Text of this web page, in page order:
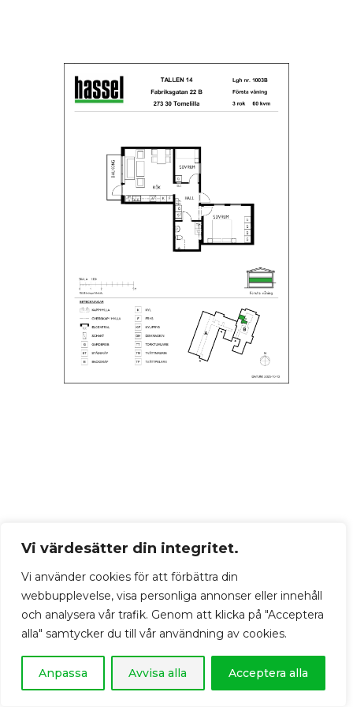
Vi värdesätter din integritet.
Vi använder cookies för att förbättra din
webbupplevelse, visa personliga annonser eller innehåll
och analysera vår trafik. Genom att klicka på "Acceptera
alla" samtycker du till vår användning av cookies.
Anpassa Avvisa alla Acceptera alla